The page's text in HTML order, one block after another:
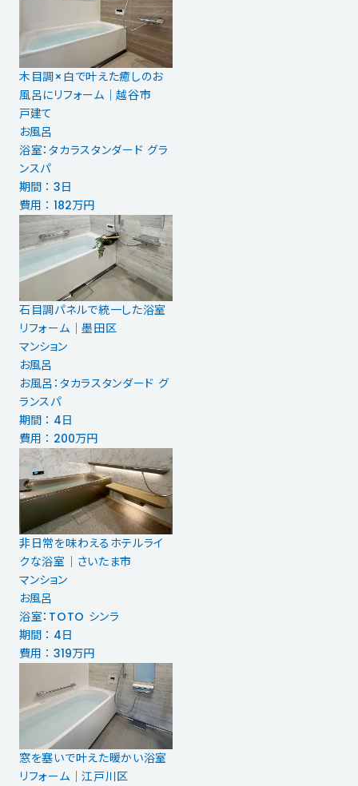
木目調×白で叶えた癒しのお
風呂にリフォーム｜越谷市
戸建て
お風呂
浴室：タカラスタンダード グラ
ンスパ
期間 ： 3日
費用 ： 182万円
石目調パネルで統一した浴室
リフォーム｜墨田区
マンション
お風呂
お風呂：タカラスタンダード グ
ランスパ
期間 ： 4日
費用 ： 200万円
非日常を味わえるホテルライ
クな浴室｜さいたま市
マンション
お風呂
浴室：TOTO シンラ
期間 ： 4日
費用 ： 319万円
窓を塞いで叶えた暖かい浴室
リフォーム｜江戸川区